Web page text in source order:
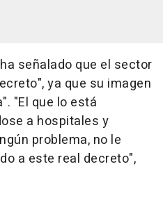
señalado que el sector
ya que su imagen
"El que lo está
a hospitales y
problema, no le
a este real decreto",